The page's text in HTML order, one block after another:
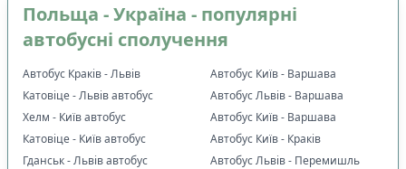
Польща - Україна - популярні
автобусні сполучення
Автобус Краків - Львів
Катовіце - Львів автобус
Хелм - Київ автобус
Катовіце - Київ автобус
Гданськ - Львів автобус
Автобус Київ - Варшава
Автобус Львів - Варшава
Автобус Київ - Варшава
Автобус Київ - Краків
Автобус Львів - Перемишль